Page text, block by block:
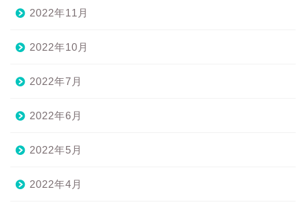
2022年11月
2022年10月
2022年7月
2022年6月
2022年5月
2022年4月